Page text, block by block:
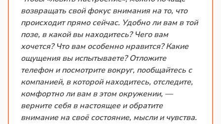
возвращать свой фокус внимания на то, что
происходит прямо сейчас. Удобно ли вам в той
позе, в какой вы находитесь? Чего вам
хочется? Что вам особенно нравится? Какие
ощущения вы испытываете? Отложите
телефон и посмотрите вокруг, пообщайтесь с
компанией, в которой находитесь, отследите,
комфортно ли вам в этом окружении, —
верните себя в настоящее и обратите
внимание на своё состояние, мысли и чувства.